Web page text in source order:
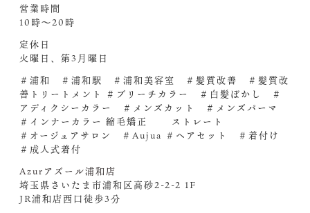
営業時間
10時～20時
定休日
火曜日、第3月曜日
＃浦和 ＃浦和駅 ＃浦和美容室 ＃髪質改善 ＃髪質改
善トリートメント ＃ブリーチカラー ＃白髪ぼかし ＃
アディクシーカラー ＃メンズカット ＃メンズパーマ
＃インナーカラー 縮毛矯正 ストレート
＃オージュアサロン ＃Aujua ＃ヘアセット ＃着付け
＃成人式着付
Azurアズール浦和店
埼玉県さいたま市浦和区高砂2-2-2 1F
JR浦和店西口徒歩3分